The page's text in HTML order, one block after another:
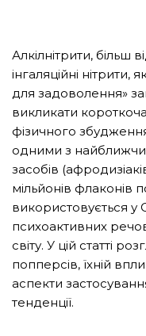
Алкілнітрити, більш
інгаляційні нітрити,
для задоволення»
викликати
фізичного
одними з
засобів
мільйонів флаконів
використовується у
психоактивних
світу. У цій статті
попперсів, їхній
аспекти
тенденції.